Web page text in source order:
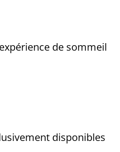
de sommeil
disponibles